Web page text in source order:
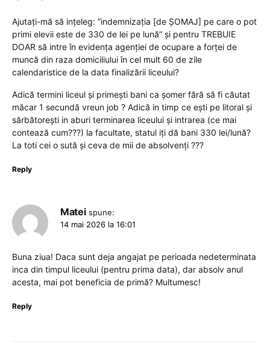
Ajutați-mă să ințeleg: ”indemnizația [de ȘOMAJ] pe care o pot
primi elevii este de 330 de lei pe lună” și pentru TREBUIE
DOAR să intre în evidența agenției de ocupare a forței de
muncă din raza domiciliului în cel mult 60 de zile
calendaristice de la data finalizării liceului?
Adică termini liceul și primești bani ca șomer fără să fi căutat
măcar 1 secundă vreun job ? Adică in timp ce ești pe litoral și
sărbătorești in aburi terminarea liceului și intrarea (ce mai
contează cum???) la facultate, statul iți dă bani 330 lei/lună?
La toti cei o sută și ceva de mii de absolvenți ???
Reply
Matei spune:
14 mai 2026 la 16:01
Buna ziua! Daca sunt deja angajat pe perioada nedeterminata
inca din timpul liceului (pentru prima data), dar absolv anul
acesta, mai pot beneficia de primă? Multumesc!
Reply